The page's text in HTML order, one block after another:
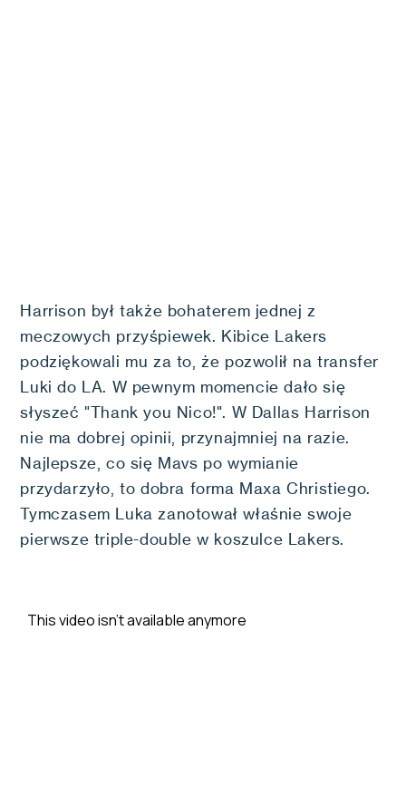
Harrison był także bohaterem jednej z
meczowych przyśpiewek. Kibice Lakers
podziękowali mu za to, że pozwolił na transfer
Luki do LA. W pewnym momencie dało się
słyszeć "Thank you Nico!". W Dallas Harrison
nie ma dobrej opinii, przynajmniej na razie.
Najlepsze, co się Mavs po wymianie
przydarzyło, to dobra forma Maxa Christiego.
Tymczasem Luka zanotował właśnie swoje
pierwsze triple-double w koszulce Lakers.